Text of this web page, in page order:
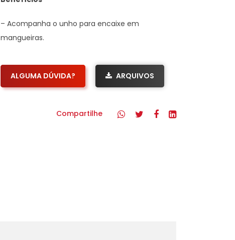
– Acompanha o unho para encaixe em
mangueiras.
ALGUMA DÚVIDA? ARQUIVOS
Compartilhe